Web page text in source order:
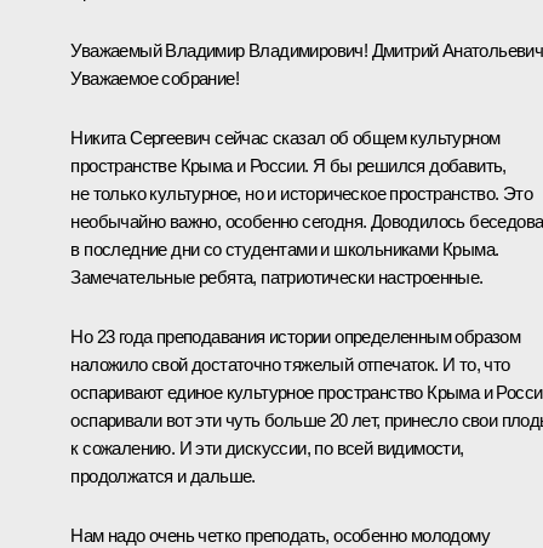
Уважаемый Владимир Владимирович! Дмитрий
Уважаемое собрание!
Никита Сергеевич сейчас сказал об общем культурном
пространстве Крыма и России. Я бы решился добавить,
не только культурное, но и историческое пространство. Это
необычайно важно, особенно сегодня. Доводилось
в последние дни со студентами и школьниками Крыма.
Замечательные ребята, патриотически настроенные.
Но 23 года преподавания истории определенным образом
наложило свой достаточно тяжелый отпечаток. И то, что
оспаривают единое культурное пространство Крыма и
оспаривали вот эти чуть больше 20 лет, принесло свои
к сожалению. И эти дискуссии, по всей видимости,
продолжатся и дальше.
Нам надо очень четко преподать, особенно молодому